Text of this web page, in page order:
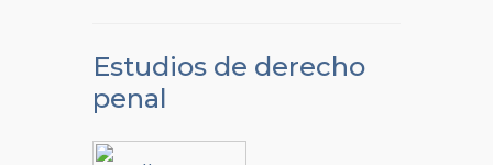
Estudios de derecho
penal